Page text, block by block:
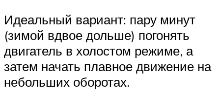
Идеальный вариант: пару минут
(зимой вдвое дольше) погонять
двигатель в холостом режиме, а
затем начать плавное движение на
небольших оборотах.